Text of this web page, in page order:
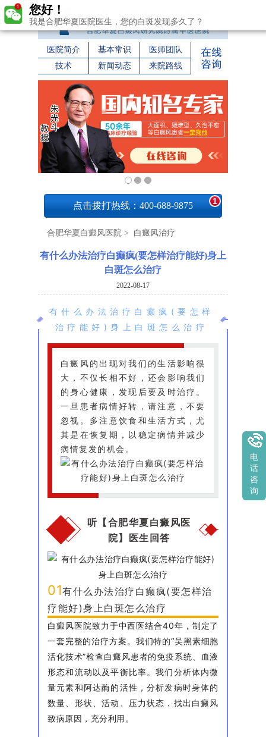
医院简介 基本常识
医师团队
技术
新闻动态 来院路线
点击拨打热线：400-688-9875 1
合肥华夏白癜风医院 > 白癜风治疗
有什么办法治疗白癫疯(要怎样治疗能好)身上
白斑怎么治疗
2022-08-17
有什么办法治疗白癫疯(要怎样
治疗能好)身上白斑怎么治疗
白癜风的出现对我们的生活影响很
大，不仅长相不好，还会影响我们
的身心健康，发现后要及时治疗。
一旦患者病情好转，请注意，不要
忽视。多注意饮食和生活方式，尤
其是在恢复期，以稳定病情并减少
病情复发的机会。
听【合肥华夏白癜风医
院】医生回答
01有什么办法治疗白癫疯(要怎样治
疗能好)身上白斑怎么治疗
白癜风医院致力于中西医结合40年，制定了
一套完整的治疗方案。我们特的“吴黑素细胞
活化技术”检查白癜风患者的免疫系统、血液
形态和流动以及平衡比率。我们分析体内微
量元素和阿达酶的活性，分析发病时身体的
数量、形状、活动、压力状态，找出白癜风
致病原因，充分利用。
您好！
我是合肥华夏医院医生，您的白斑发现多久了？
电
话
咨
询